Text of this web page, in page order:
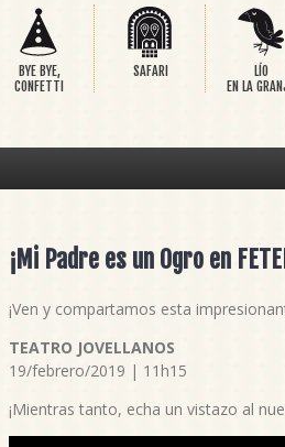
BYE BYE,
CONFETTI
SAFARI
LÍO
EN LA
¡Mi Padre es un Ogro en
¡Ven y compartamos esta
TEATRO JOVELLANOS
19/febrero/2019 | 11h15
¡Mientras tanto, echa un vistazo al